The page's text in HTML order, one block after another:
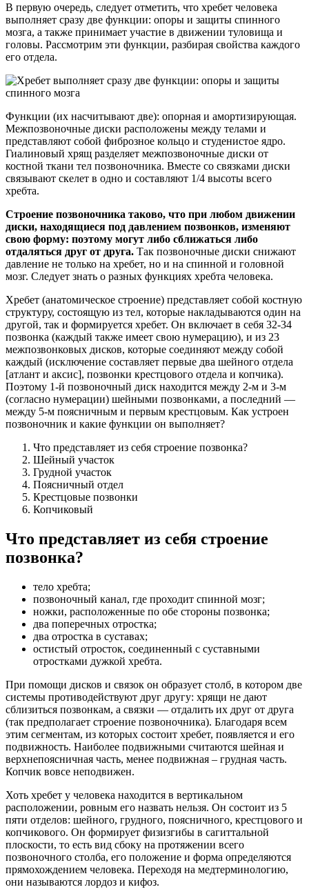
В первую очередь, следует отметить, что хребет человека
выполняет сразу две функции: опоры и защиты спинного
мозга, а также принимает участие в движении туловища и
головы. Рассмотрим эти функции, разбирая свойства каждого
его отдела.
Функции (их насчитывают две): опорная и амортизирующая.
Межпозвоночные диски расположены между телами и
представляют собой фиброзное кольцо и студенистое ядро.
Гиалиновый хрящ разделяет межпозвоночные диски от
костной ткани тел позвоночника. Вместе со связками диски
связывают скелет в одно и составляют 1/4 высоты всего
хребта.
Строение позвоночника таково, что при любом движении
диски, находящиеся под давлением позвонков, изменяют
свою форму: поэтому могут либо сближаться либо
отдаляться друг от друга. Так позвоночные диски снижают
давление не только на хребет, но и на спинной и головной
мозг. Следует знать о разных функциях хребта человека.
Хребет (анатомическое строение) представляет собой костную
структуру, состоящую из тел, которые накладываются один на
другой, так и формируется хребет. Он включает в себя 32-34
позвонка (каждый также имеет свою нумерацию), и из 23
межпозвонковых дисков, которые соединяют между собой
каждый (исключение составляет первые два шейного отдела
[атлант и аксис], позвонки крестцового отдела и копчика).
Поэтому 1-й позвоночный диск находится между 2-м и 3-м
(согласно нумерации) шейными позвонками, а последний —
между 5-м поясничным и первым крестцовым. Как устроен
позвоночник и какие функции он выполняет?
Что представляет из себя строение позвонка?
Шейный участок
Грудной участок
Поясничный отдел
Крестцовые позвонки
Копчиковый
Что представляет из себя строение
позвонка?
тело хребта;
позвоночный канал, где проходит спинной мозг;
ножки, расположенные по обе стороны позвонка;
два поперечных отростка;
два отростка в суставах;
остистый отросток, соединенный с суставными
отростками дужкой хребта.
При помощи дисков и связок он образует столб, в котором две
системы противодействуют друг другу: хрящи не дают
сблизиться позвонкам, а связки — отдалить их друг от друга
(так предполагает строение позвоночника). Благодаря всем
этим сегментам, из которых состоит хребет, появляется и его
подвижность. Наиболее подвижными считаются шейная и
верхнепоясничная часть, менее подвижная – грудная часть.
Копчик вовсе неподвижен.
Хоть хребет у человека находится в вертикальном
расположении, ровным его назвать нельзя. Он состоит из 5
пяти отделов: шейного, грудного, поясничного, крестцового и
копчикового. Он формирует физизгибы в сагиттальной
плоскости, то есть вид сбоку на протяжении всего
позвоночного столба, его положение и форма определяются
прямохождением человека. Переходя на медтерминологию,
они называются лордоз и кифоз.